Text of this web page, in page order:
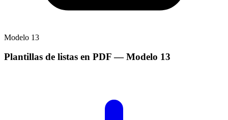
Modelo 13
Plantillas de listas en PDF— Modelo 13